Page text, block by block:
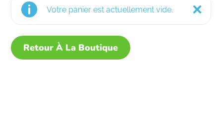
Votre panier est actuellement vide.
Retour À La Boutique